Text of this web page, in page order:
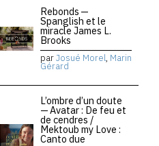
Rebonds —
Spanglish et le
miracle James L.
Brooks
parJosué Morel, Marin
Gérard
L’ombre d’un doute
— Avatar : De feu et
de cendres /
Mektoub my Love :
Canto due